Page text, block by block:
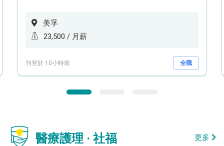
美孚
23,500 / 月薪
刊登於 10小時前 全職
醫療護理 · 社福 更多